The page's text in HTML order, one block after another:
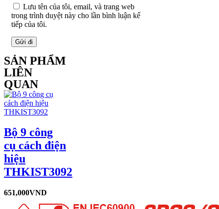
Lưu tên của tôi, email, và trang web
trong trình duyệt này cho lần bình luận kế
tiếp của tôi.
SẢN PHẨM
LIÊN
QUAN
Bộ 9 công
cụ cách điện
hiệu
THKIST3092
651,000VND